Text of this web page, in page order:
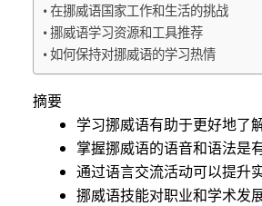
在挪威语国家工作和生活的挑战
挪威语学习资源和工具推荐
如何保持对挪威语的学习热情
摘要
学习挪威语有助于更好地了
掌握挪威语的语音和语法是
通过语言交流活动可以提升
挪威语技能对职业和学术发